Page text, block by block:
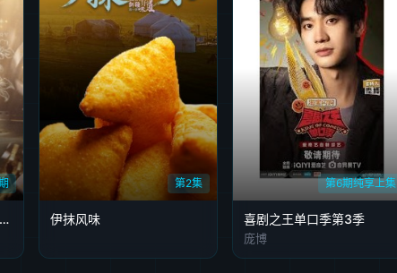
GNZ48十周年《拾忆》纪念片
第2集
伊抹风味
第6期纯享上集
喜剧之王单口季第3季
庞博